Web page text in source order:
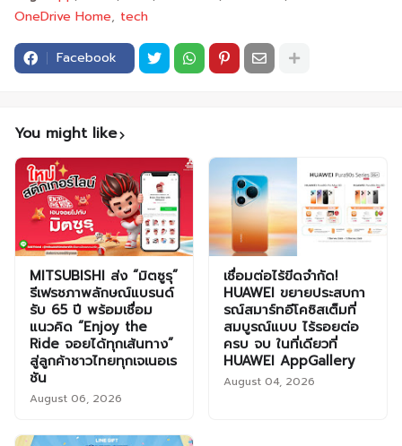
OneDrive Home tech
Facebook
You might like
MITSUBISHI ส่ง “มิตซูรุ”
รีเฟรชภาพลักษณ์แบรนด์
รับ 65 ปี พร้อมเชื่อม
แนวคิด “Enjoy the
Ride จอยได้ทุกเส้นทาง”
สู่ลูกค้าชาวไทยทุกเจเนอเร
ชัน
August 06, 2026
เชื่อมต่อไร้ขีดจำกัด!
HUAWEI ขยายประสบกา
รณ์สมาร์ทอีโคซิสเต็มที่
สมบูรณ์แบบ ไร้รอยต่อ
ครบ จบ ในที่เดียวที่
HUAWEI AppGallery
August 04, 2026